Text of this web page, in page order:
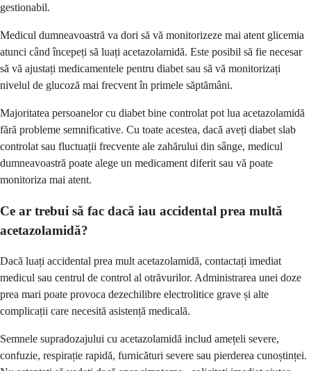
gestionabil.
Medicul dumneavoastră va dori să vă monitorizeze mai atent glicemia
atunci când începeți să luați acetazolamidă. Este posibil să fie necesar
să vă ajustați medicamentele pentru diabet sau să vă monitorizați
nivelul de glucoză mai frecvent în primele săptămâni.
Majoritatea persoanelor cu diabet bine controlat pot lua acetazolamidă
fără probleme semnificative. Cu toate acestea, dacă aveți diabet slab
controlat sau fluctuații frecvente ale zahărului din sânge, medicul
dumneavoastră poate alege un medicament diferit sau vă poate
monitoriza mai atent.
Ce ar trebui să fac dacă iau accidental prea multă
acetazolamidă?
Dacă luați accidental prea mult acetazolamidă, contactați imediat
medicul sau centrul de control al otrăvurilor. Administrarea unei doze
prea mari poate provoca dezechilibre electrolitice grave și alte
complicații care necesită asistență medicală.
Semnele supradozajului cu acetazolamidă includ amețeli severe,
confuzie, respirație rapidă, furnicături severe sau pierderea cunoștinței.